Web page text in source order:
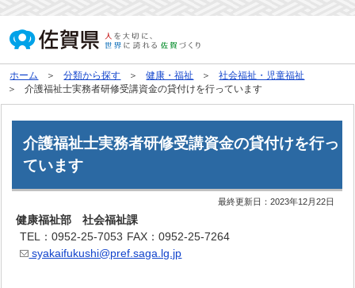
ホーム 分類から探す 健康・福祉
社会福祉・児童福祉
介護福祉士実務者研修受講資金の貸付けを行っています
介護福祉士実務者研修受講資金の貸付けを行っ
ています
最終更新日：2023年12月22日
健康福祉部 社会福祉課
TEL：0952-25-7053 FAX：0952-25-7264
syakaifukushi@pref.saga.lg.jp